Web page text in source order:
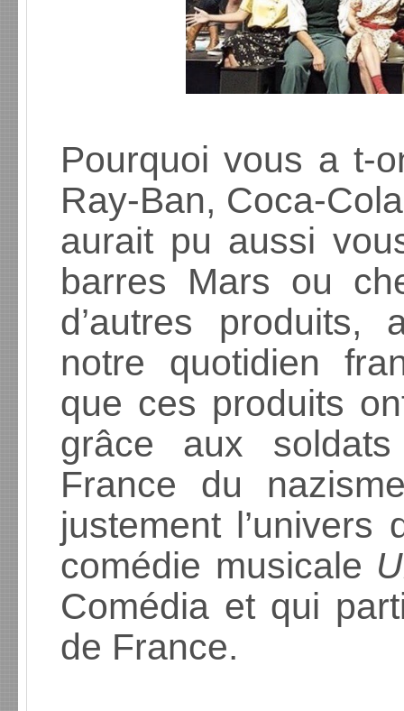
Pourquoi vous a t-
Ray-Ban, Coca-
aurait pu aussi
barres Mars ou
d’autres produits,
notre quotidien
que ces produits
grâce aux
France du
justement
comédie musicale
Comédia et qui
de France.